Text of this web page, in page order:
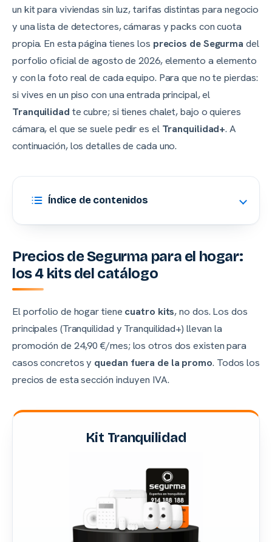
un kit para viviendas sin luz, tarifas distintas para negocio
y una lista de detectores, cámaras y packs con cuota
propia. En esta página tienes los precios de Segurma del
porfolio oficial deagosto de 2026, elemento a elemento
y con la foto real de cada equipo. Para que no te pierdas:
si vives en un piso con una entrada principal, el
Tranquilidad te cubre; si tienes chalet, bajo o quieres
cámara, el que se suele pedir es el Tranquilidad+. A
continuación, los detalles de cada uno.
Índice de contenidos
Precios de Segurma para el hogar:
los 4 kits del catálogo
El porfolio de hogar tiene cuatro kits, no dos. Los dos
principales (Tranquilidad y Tranquilidad+) llevan la
promoción de 24,90 €/mes; los otros dos existen para
casos concretos y quedan fuera de la promo. Todos los
precios de esta sección incluyen IVA.
Kit Tranquilidad